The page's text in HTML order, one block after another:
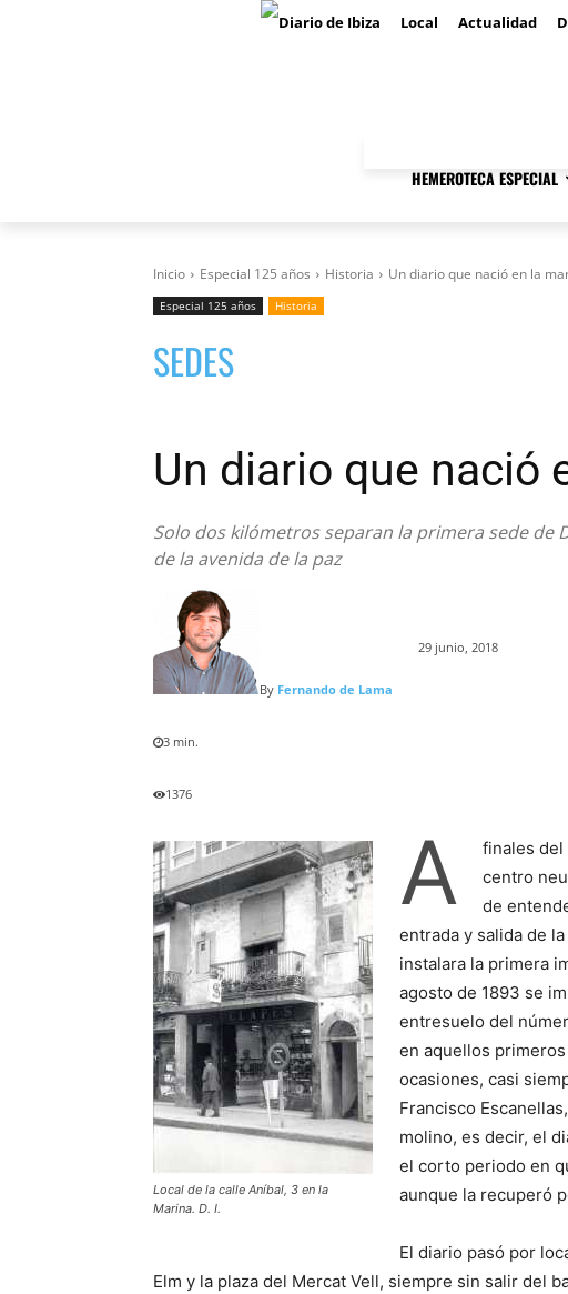
Local Actualidad
HEMEROTECA ESPECIAL
Inicio Especial 125 años Historia Un diario que nació en la
Especial 125 años Historia
SEDES
Un diario que nació
Solo dos kilómetros separan la primera sede de
de la avenida de la paz
By Fernando de Lama
29 junio, 2018
3 min.
1376
Local de la calle Aníbal, 3 en la
Marina. D. I.
A
finales del
centro
de
entrada y salida de
instalara la primera
agosto de 1893 se
entresuelo del
en aquellos
ocasiones, casi
Francisco
molino, es decir, el
el corto periodo en
aunque la recuperó
El diario pasó por
Elm y la plaza del Mercat Vell, siempre sin salir del